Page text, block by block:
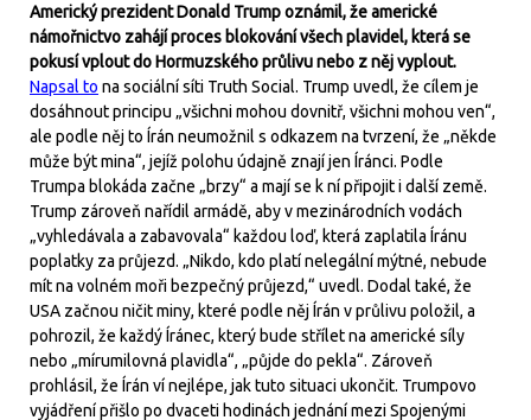
Americký prezident Donald Trump oznámil, že americké
námořnictvo zahájí proces blokování všech plavidel, která se
pokusí vplout do Hormuzského průlivu nebo z něj vyplout.
Napsal to na sociální síti Truth Social. Trump uvedl, že cílem je
dosáhnout principu „všichni mohou dovnitř, všichni mohou ven“,
ale podle něj to Írán neumožnil s odkazem na tvrzení, že „někde
může být mina“, jejíž polohu údajně znají jen Íránci. Podle
Trumpa blokáda začne „brzy“ a mají se k ní připojit i další země.
Trump zároveň nařídil armádě, aby v mezinárodních vodách
„vyhledávala a zabavovala“ každou loď, která zaplatila Íránu
poplatky za průjezd. „Nikdo, kdo platí nelegální mýtné, nebude
mít na volném moři bezpečný průjezd,“ uvedl. Dodal také, že
USA začnou ničit miny, které podle něj Írán v průlivu položil, a
pohrozil, že každý Íránec, který bude střílet na americké síly
nebo „mírumilovná plavidla“, „půjde do pekla“. Zároveň
prohlásil, že Írán ví nejlépe, jak tuto situaci ukončit. Trumpovo
vyjádření přišlo po dvaceti hodinách jednání mezi Spojenými